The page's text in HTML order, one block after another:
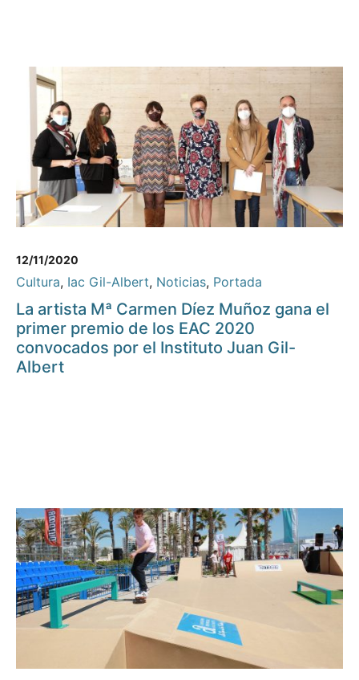
12/11/2020
Cultura, Iac Gil-Albert, Noticias, Portada
La artista Mª Carmen Díez Muñoz gana el
primer premio de los EAC 2020
convocados por el Instituto Juan Gil-
Albert